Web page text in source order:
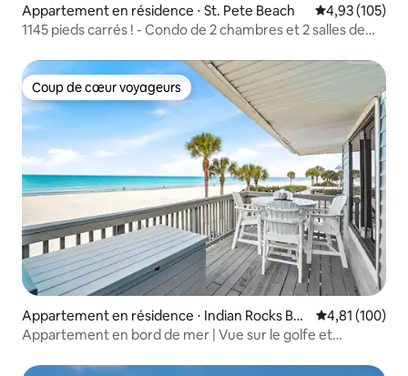
Appartement en résidence ⋅ St. Pete Beach Évaluation
4,93 (105)
1145 pieds carrés ! - Condo de 2 chambres et 2 salles de
Coup de cœur voyageurs
Coup de cœur voyageurs
Appartement en résidence ⋅ Indian Rocks Bea
ch
Évaluation
4,81 (100)
Appartement en bord de mer | Vue sur le golfe et